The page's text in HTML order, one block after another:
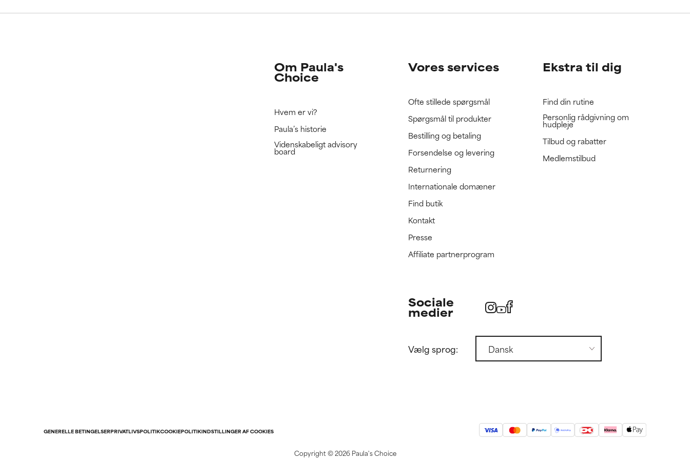
Vi har endnu ikke ratet denne ingrediens, fordi vi ikke har haft mulighed for at gennemgå
Vi har endnu ikke ratet denne ingrediens, fordi vi ikke har haft mulighed for at gennemgå
Om Paula's
Choice
Hvem er vi?
Paula’s historie
Videnskabeligt advisory
board
Vores services
Ofte stillede spørgsmål
Spørgsmål til produkter
Bestilling og betaling
Forsendelse og levering
Returnering
Internationale domæner
Find butik
Kontakt
Presse
Affiliate partnerprogram
Ekstra til dig
Find din rutine
Personlig rådgivning om
hudpleje
Tilbud og rabatter
Medlemstilbud
Sociale
medier
Vælg sprog:
GENERELLE BETINGELSERPRIVATLIVSPOLITIKCOOKIEPOLITIKINDSTILLINGER AF COOKIES
Copyright ©2026 Paula's Choice